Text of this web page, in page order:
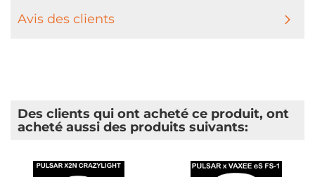
Avis des clients
Des clients qui ont acheté ce produit, ont
acheté aussi des produits suivants: